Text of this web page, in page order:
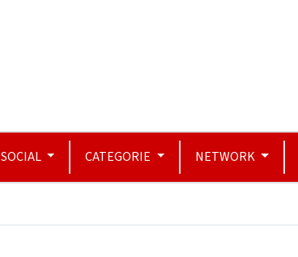
SOCIAL CATEGORIE NETWORK